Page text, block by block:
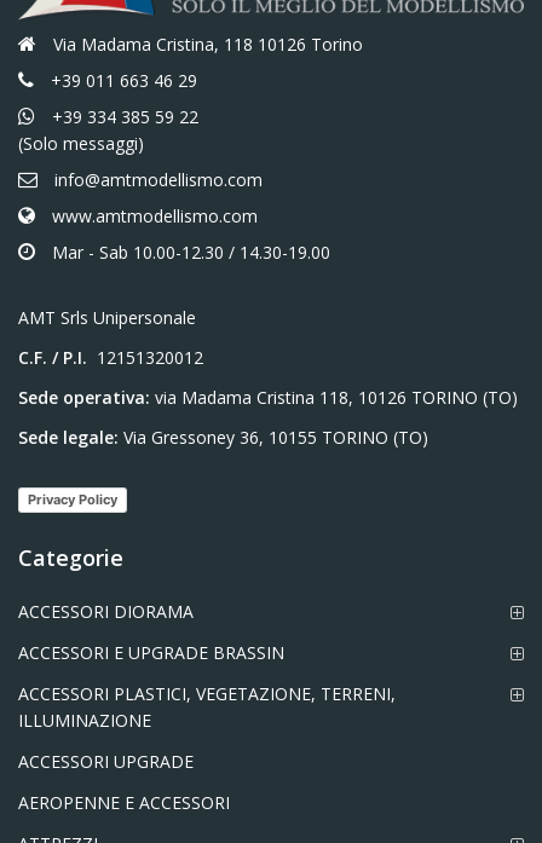
Via Madama Cristina, 118 10126 Torino
+39 011 663 46 29
+39 334 385 59 22
(Solo messaggi)
info@amtmodellismo.com
www.amtmodellismo.com
Mar - Sab 10.00-12.30 / 14.30-19.00
AMT Srls Unipersonale
C.F. / P.I. 12151320012
Sede operativa: via Madama Cristina 118, 10126 TORINO (TO)
Sede legale: Via Gressoney 36, 10155 TORINO (TO)
Privacy Policy
Categorie
ACCESSORI DIORAMA
ACCESSORI E UPGRADE BRASSIN
ACCESSORI PLASTICI, VEGETAZIONE, TERRENI,
ILLUMINAZIONE
ACCESSORI UPGRADE
AEROPENNE E ACCESSORI